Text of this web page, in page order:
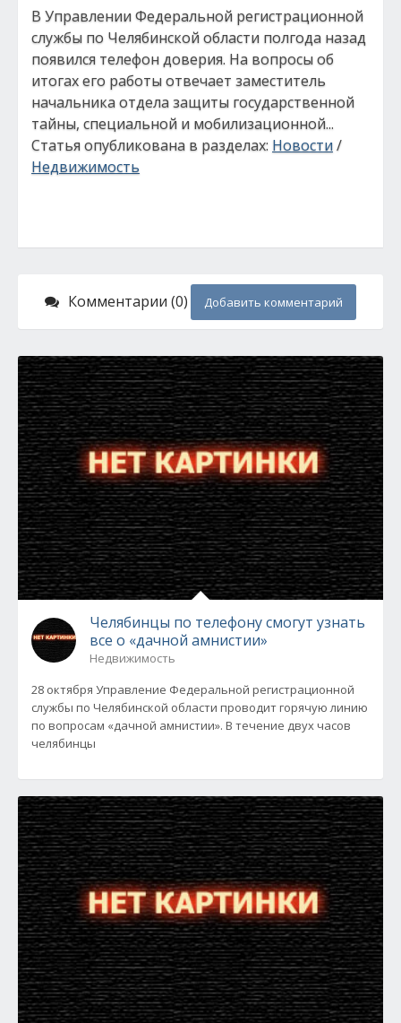
В Управлении Федеральной регистрационной
службы по Челябинской области полгода назад
появился телефон доверия. На вопросы об
итогах его работы отвечает заместитель
начальника отдела защиты государственной
тайны, специальной и мобилизационной...
Статья опубликована в разделах: Новости/
Недвижимость
Комментарии (0) Добавить комментарий
Челябинцы по телефону смогут узнать
все о «дачной амнистии»
Недвижимость
28 октября Управление Федеральной регистрационной
службы по Челябинской области проводит горячую линию
по вопросам «дачной амнистии». В течение двух часов
челябинцы